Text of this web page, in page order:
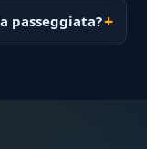
passeggiata?